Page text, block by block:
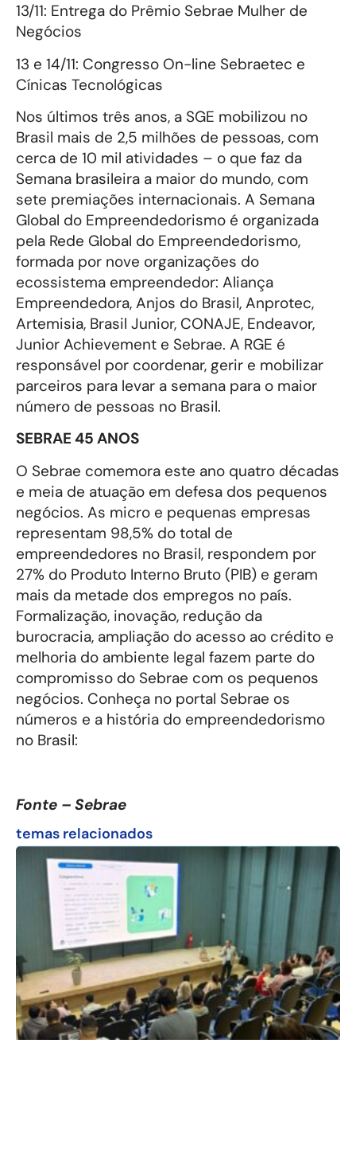
13/11: Entrega do Prêmio Sebrae Mulher de
Negócios
13 e 14/11: Congresso On-line Sebraetec e
Cínicas Tecnológicas
Nos últimos três anos, a SGE mobilizou no
Brasil mais de 2,5 milhões de pessoas, com
cerca de 10 mil atividades – o que faz da
Semana brasileira a maior do mundo, com
sete premiações internacionais. A Semana
Global do Empreendedorismo é organizada
pela Rede Global do Empreendedorismo,
formada por nove organizações do
ecossistema empreendedor: Aliança
Empreendedora, Anjos do Brasil, Anprotec,
Artemisia, Brasil Junior, CONAJE, Endeavor,
Junior Achievement e Sebrae. A RGE é
responsável por coordenar, gerir e mobilizar
parceiros para levar a semana para o maior
número de pessoas no Brasil.
SEBRAE 45 ANOS
O Sebrae comemora este ano quatro décadas
e meia de atuação em defesa dos pequenos
negócios. As micro e pequenas empresas
representam 98,5% do total de
empreendedores no Brasil, respondem por
27% do Produto Interno Bruto (PIB) e geram
mais da metade dos empregos no país.
Formalização, inovação, redução da
burocracia, ampliação do acesso ao crédito e
melhoria do ambiente legal fazem parte do
compromisso do Sebrae com os pequenos
negócios. Conheça no portal Sebrae os
números e a história do empreendedorismo
no Brasil:
Fonte – Sebrae
temas relacionados